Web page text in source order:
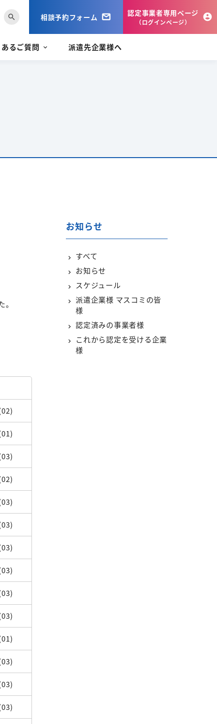
search 相談予約フォーム 認定事業者専用ページ
（ログインページ）
るご質問 派遣先企業様へ
お知らせ
すべて
お知らせ
スケジュール
派遣企業様 マスコミの皆
様
認定済みの事業者様
これから認定を受ける企業
様